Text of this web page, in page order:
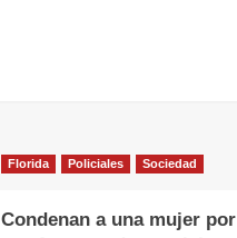
Florida Policiales Sociedad
Condenan a una mujer por